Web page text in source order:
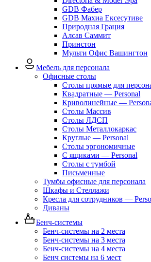
GDB Фабер
GDB Махиа Ексесутиве
Природная Грация
Алсав Саммит
Принстон
Мульти Офис Вашингтон
Мебель для персонала
Офисные столы
Столы прямые для
Квадратные — Personal
Криволинейные —
Столы Массив
Столы ЛДСП
Столы Металлокаркас
Круглые — Personal
Столы эргономичные
С ящиками — Personal
Столы с тумбой
Письменные
Тумбы офисные для персонала
Шкафы и Стеллажи
Кресла для сотрудников —
Диваны
Бенч-системы
Бенч-системы на 2 места
Бенч-системы на 3 места
Бенч-системы на 4 места
Бенч системы на 6 мест